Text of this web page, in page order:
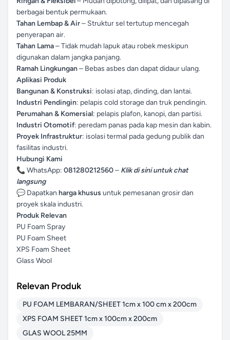
berbagai bentuk permukaan.
Tahan Lembap & Air– Struktur sel tertutup mencegah
penyerapan air.
Tahan Lama– Tidak mudah lapuk atau robek meskipun
digunakan dalam jangka panjang.
Ramah Lingkungan– Bebas asbes dan dapat didaur ulang.
Aplikasi Produk
Bangunan & Konstruksi: isolasi atap, dinding, dan lantai.
Industri Pendingin: pelapis cold storage dan truk pendingin.
Perumahan & Komersial: pelapis plafon, kanopi, dan partisi.
Industri Otomotif: peredam panas pada kap mesin dan kabin.
Proyek Infrastruktur: isolasi termal pada gedung publik dan
fasilitas industri.
Hubungi Kami
📞 WhatsApp: 081280212560– Klik di sini untuk chat
langsung
💬 Dapatkan harga khusus untuk pemesanan grosir dan
proyek skala industri.
Produk Relevan
PU Foam Spray
PU Foam Sheet
XPS Foam Sheet
Glass Wool
Relevan Produk
PU FOAM LEMBARAN/SHEET 1cm x 100 cm x 200cm
XPS FOAM SHEET 1cm x 100cm x 200cm
GLAS WOOL 25MM